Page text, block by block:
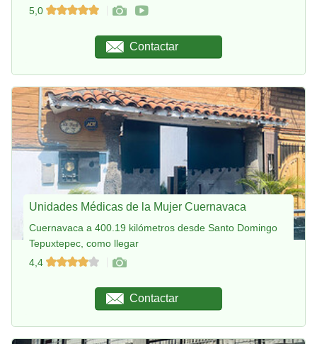
5,0
Contactar
Unidades Médicas de la Mujer Cuernavaca
Cuernavaca a 400.19 kilómetros desde Santo Domingo
Tepuxtepec, como llegar
4,4
Contactar